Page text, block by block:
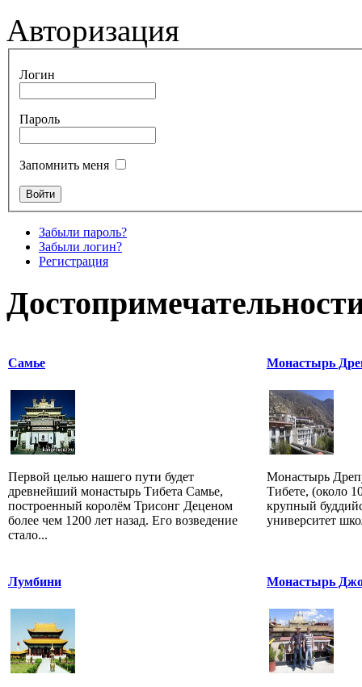
Авторизация
Логин
Пароль
Запомнить меня
Забыли пароль?
Забыли логин?
Регистрация
Самье
Первой целью нашего пути будет
древнейший монастырь Тибета Самье,
построенный королём Трисонг Деценом
более чем 1200 лет назад. Его возведение
стало...
Монастырь
Монастырь
Тибете, (около
крупный
университет
Лумбини Монастырь